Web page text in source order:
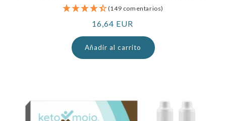
(149 comentarios)
Precio
normal
16,64 EUR
Añadir al carrito